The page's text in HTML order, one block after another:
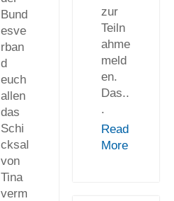
zur
Teiln
ahme
meld
en.
Das..
.
Read
More
Bund
esve
rban
d
euch
allen
das
Schi
cksal
von
Tina
verm